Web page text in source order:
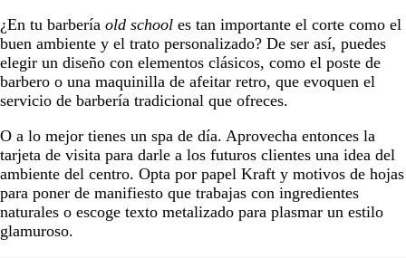
¿En tu barbería old school es tan importante el corte como el
buen ambiente y el trato personalizado? De ser así, puedes
elegir un diseño con elementos clásicos, como el poste de
barbero o una maquinilla de afeitar retro, que evoquen el
servicio de barbería tradicional que ofreces.
O a lo mejor tienes un spa de día. Aprovecha entonces la
tarjeta de visita para darle a los futuros clientes una idea del
ambiente del centro. Opta por papel Kraft y motivos de hojas
para poner de manifiesto que trabajas con ingredientes
naturales o escoge texto metalizado para plasmar un estilo
glamuroso.